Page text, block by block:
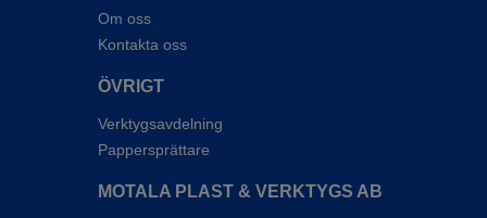
Om oss
Kontakta oss
ÖVRIGT
Verktygsavdelning
Pappersprättare
MOTALA PLAST & VERKTYGS AB